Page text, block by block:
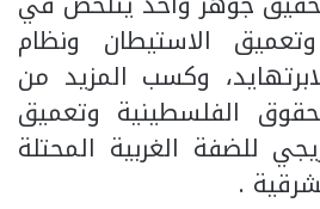
الاستيطان ونظام
وكسب المزيد من
الفلسطينية وتعميق
للضفة الغربية المحتلة
.